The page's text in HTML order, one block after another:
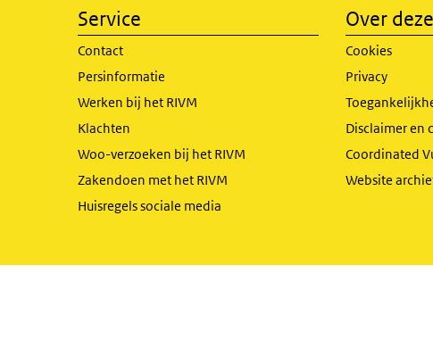
Service
Contact
Persinformatie
Werken bij het RIVM
Klachten
Woo-verzoeken bij het RIVM
Zakendoen met het RIVM
Huisregels sociale media
Over
Cookies
Privacy
Disclaimer en
Coordinated
Website